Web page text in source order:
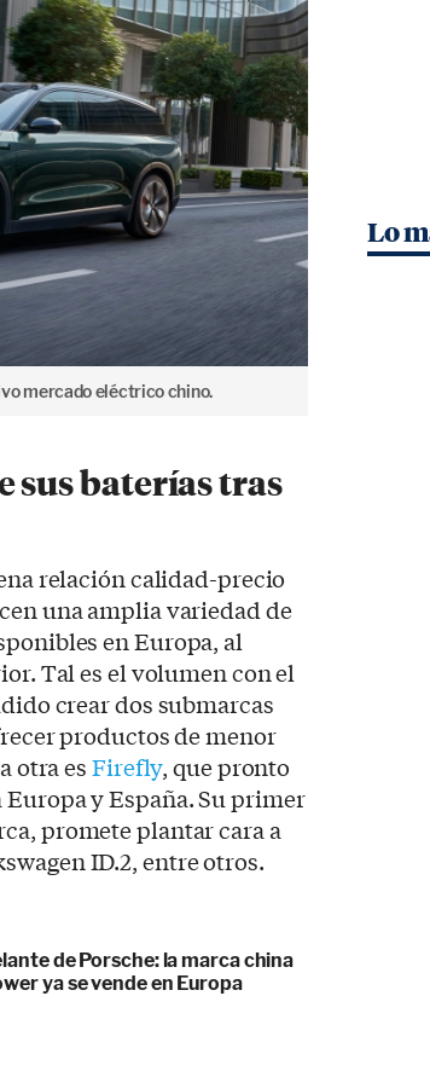
mercado eléctrico chino.
sus baterías tras
relación calidad-precio
una amplia variedad de
en Europa, al
Tal es el volumen con el
crear dos submarcas
productos de menor
otra esFirefly, que pronto
y España. Su primer
promete plantar cara a
ID.2, entre otros.
de Porsche: la marca china
ya se vende en Europa
Lo